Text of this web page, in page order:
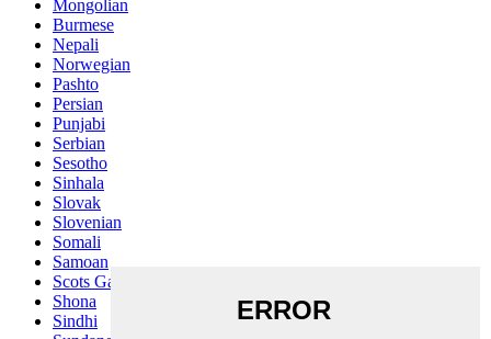
Mongolian
Burmese
Nepali
Norwegian
Pashto
Persian
Punjabi
Serbian
Sesotho
Sinhala
Slovak
Slovenian
Somali
Samoan
Scots Gaelic
Shona
Sindhi